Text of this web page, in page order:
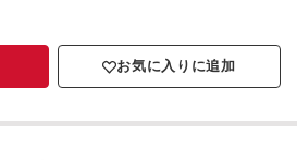
お気に入りに追加